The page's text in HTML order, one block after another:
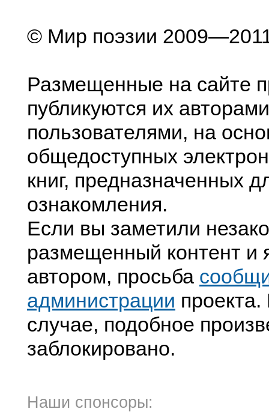
© Мир поэзии
Размещенные на сайте
публикуются их
пользователями, на
общедоступных
книг, предназначенных
ознакомления.
Если вы заметили
размещенный контент и
автором, просьба
администрации
случае, подобное
заблокировано.
Наши спонсоры: